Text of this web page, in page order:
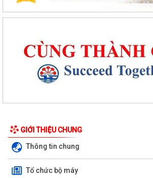
GIỚI THIỆU CHUNG
Thông tin chung
Tổ chức bộ máy